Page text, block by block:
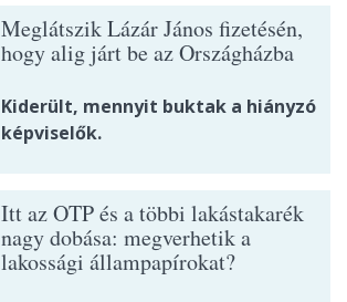
Meglátszik Lázár János fizetésén,
hogy alig járt be az Országházba
Kiderült, mennyit buktak a hiányzó
képviselők.
Itt az OTP és a többi lakástakarék
nagy dobása: megverhetik a
lakossági állampapírokat?